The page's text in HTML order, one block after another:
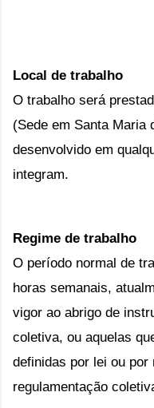
Local de trabalho
O trabalho será
(Sede em Santa Maria
desenvolvido em
integram.
Regime de trabalho
O período normal de
horas semanais,
vigor ao abrigo de
coletiva, ou aquelas
definidas por lei ou por
regulamentação